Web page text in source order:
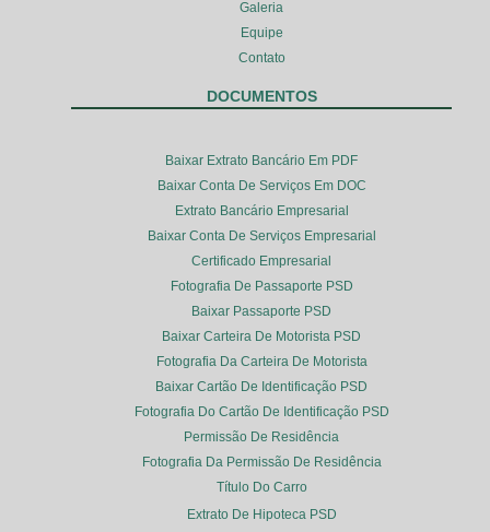
Galeria
Equipe
Contato
DOCUMENTOS
Baixar Extrato Bancário Em PDF
Baixar Conta De Serviços Em DOC
Extrato Bancário Empresarial
Baixar Conta De Serviços Empresarial
Certificado Empresarial
Fotografia De Passaporte PSD
Baixar Passaporte PSD
Baixar Carteira De Motorista PSD
Fotografia Da Carteira De Motorista
Baixar Cartão De Identificação PSD
Fotografia Do Cartão De Identificação PSD
Permissão De Residência
Fotografia Da Permissão De Residência
Título Do Carro
Extrato De Hipoteca PSD